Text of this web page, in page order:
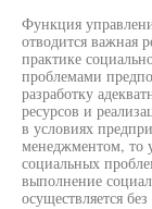
Функция
отводится важная
практике
проблемами
разработку
ресурсов и
в условиях
менеджментом, то
социальных
выполнение
осуществляется